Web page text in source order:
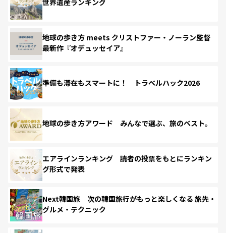
世界遺産ランキング
地球の歩き方 meets クリストファー・ノーラン監督
最新作『オデュッセイア』
準備も滞在もスマートに！ トラベルハック2026
地球の歩き方アワード みんなで選ぶ、旅のベスト。
エアラインランキング 読者の投票をもとにランキン
グ形式で発表
Next韓国旅 次の韓国旅行がもっと楽しくなる 旅先・
グルメ・テクニック